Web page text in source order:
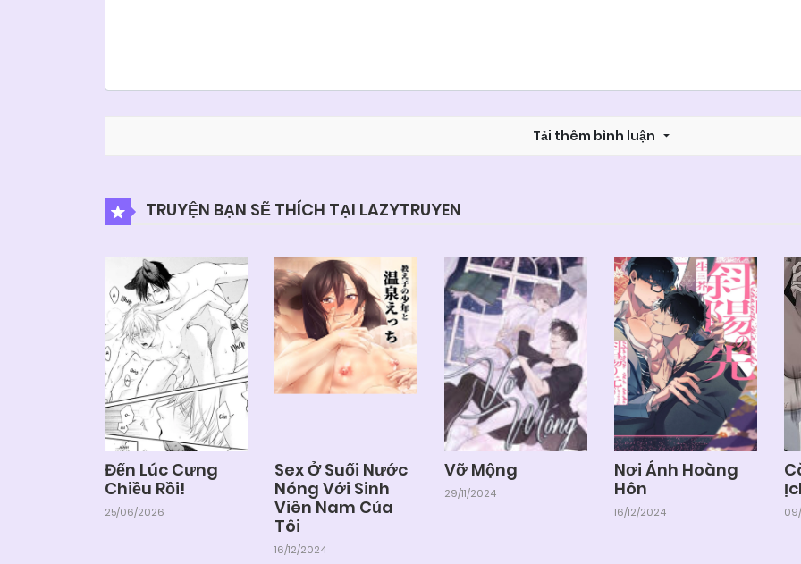
Tải thêm bình luận
TRUYỆN BẠN SẼ THÍCH TẠI LAZYTRUYEN
Đến Lúc Cưng
Chiều Rồi!
25/06/2026
Sex Ở Suối Nước
Nóng Với Sinh
Viên Nam Của
Tôi
16/12/2024
Vỡ Mộng
29/11/2024
Nơi Ánh Hoàng
Hôn
16/12/2024